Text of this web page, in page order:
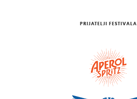
PRIJATELJI FESTIVALA